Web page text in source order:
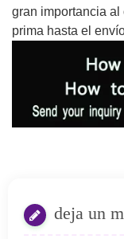
gran importancia
prima hasta el
deja un